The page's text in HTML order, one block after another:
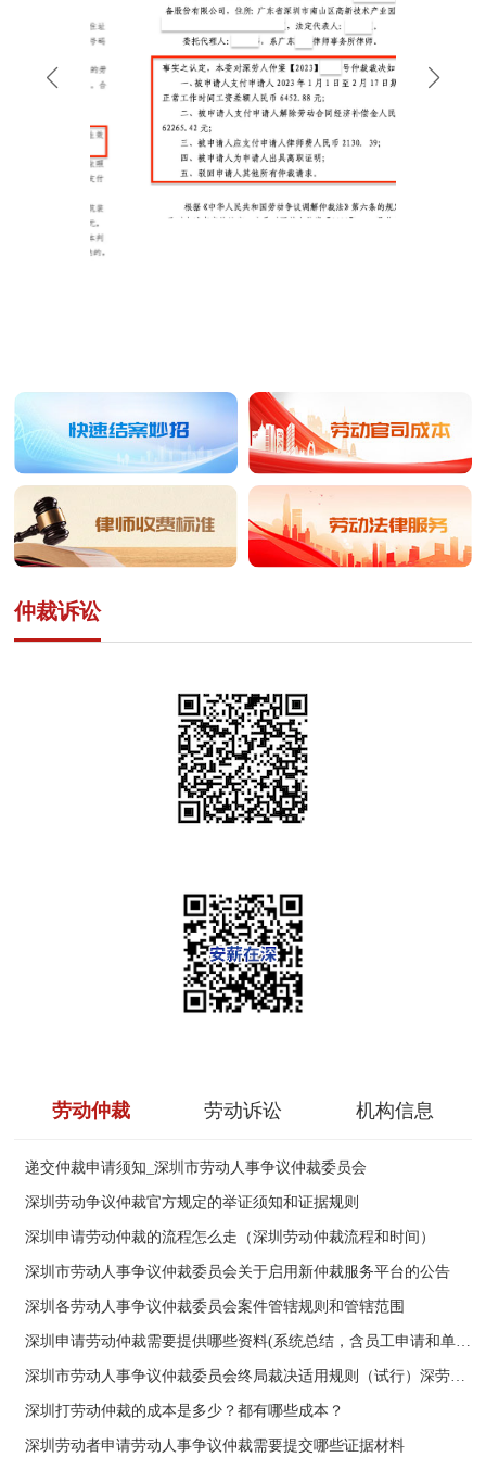
仲裁诉讼
劳动仲裁 劳动诉讼 机构信息
递交仲裁申请须知_深圳市劳动人事争议仲裁委员会
深圳劳动争议仲裁官方规定的举证须知和证据规则
深圳申请劳动仲裁的流程怎么走（深圳劳动仲裁流程和时间）
深圳市劳动人事争议仲裁委员会关于启用新仲裁服务平台的公告
深圳各劳动人事争议仲裁委员会案件管辖规则和管辖范围
深圳打劳动仲裁的成本是多少？都有哪些成本？
深圳劳动者申请劳动人事争议仲裁需要提交哪些证据材料